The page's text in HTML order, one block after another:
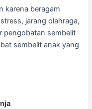
karena beragam
jarang olahraga,
pengobatan sembelit
sembelit anak yang